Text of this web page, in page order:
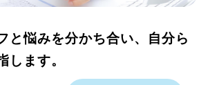
と悩みを分かち合い、自分ら
します。